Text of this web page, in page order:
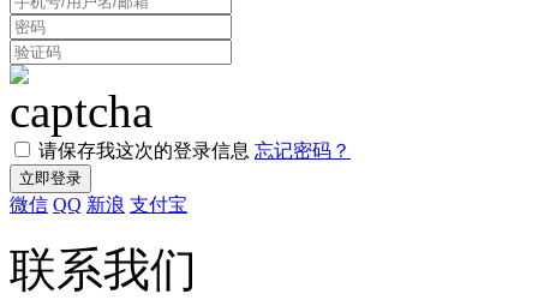
请保存我这次的登录信息 忘记密码？
微信 QQ 新浪 支付宝
联系我们